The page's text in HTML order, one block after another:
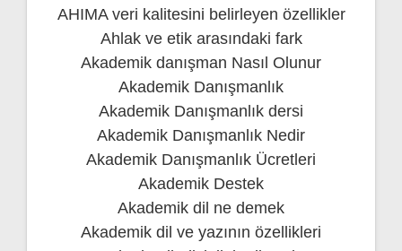
AHIMA veri kalitesini belirleyen özellikler
Ahlak ve etik arasındaki fark
Akademik danışman Nasıl Olunur
Akademik Danışmanlık
Akademik Danışmanlık dersi
Akademik Danışmanlık Nedir
Akademik Danışmanlık Ücretleri
Akademik Destek
Akademik dil ne demek
Akademik dil ve yazının özellikleri